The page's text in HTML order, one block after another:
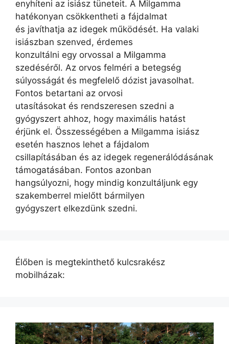
enyhíteni az isiász tüneteit. A Milgamma
hatékonyan csökkentheti a fájdalmat
és javíthatja az idegek működését. Ha valaki
isiászban szenved, érdemes
konzultálni egy orvossal a Milgamma
szedéséről. Az orvos felméri a betegség
súlyosságát és megfelelő dózist javasolhat.
Fontos betartani az orvosi
utasításokat és rendszeresen szedni a
gyógyszert ahhoz, hogy maximális hatást
érjünk el. Összességében a Milgamma isiász
esetén hasznos lehet a fájdalom
csillapításában és az idegek regenerálódásának
támogatásában. Fontos azonban
hangsúlyozni, hogy mindig konzultáljunk egy
szakemberrel mielőtt bármilyen
gyógyszert elkezdünk szedni.
Élőben is megtekinthető kulcsrakész
mobilházak: